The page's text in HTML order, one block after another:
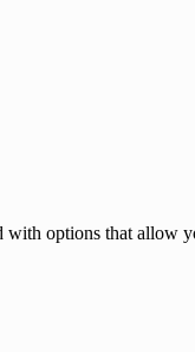
options that allow